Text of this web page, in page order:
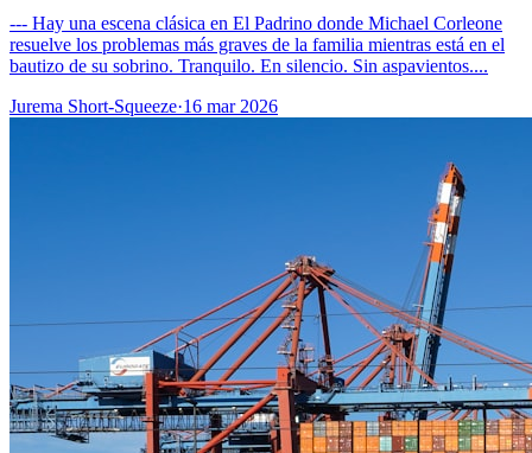
--- Hay una escena clásica en El Padrino donde Michael Corleone
resuelve los problemas más graves de la familia mientras está en el
bautizo de su sobrino. Tranquilo. En silencio. Sin aspavientos....
Jurema Short-Squeeze·16 mar 2026